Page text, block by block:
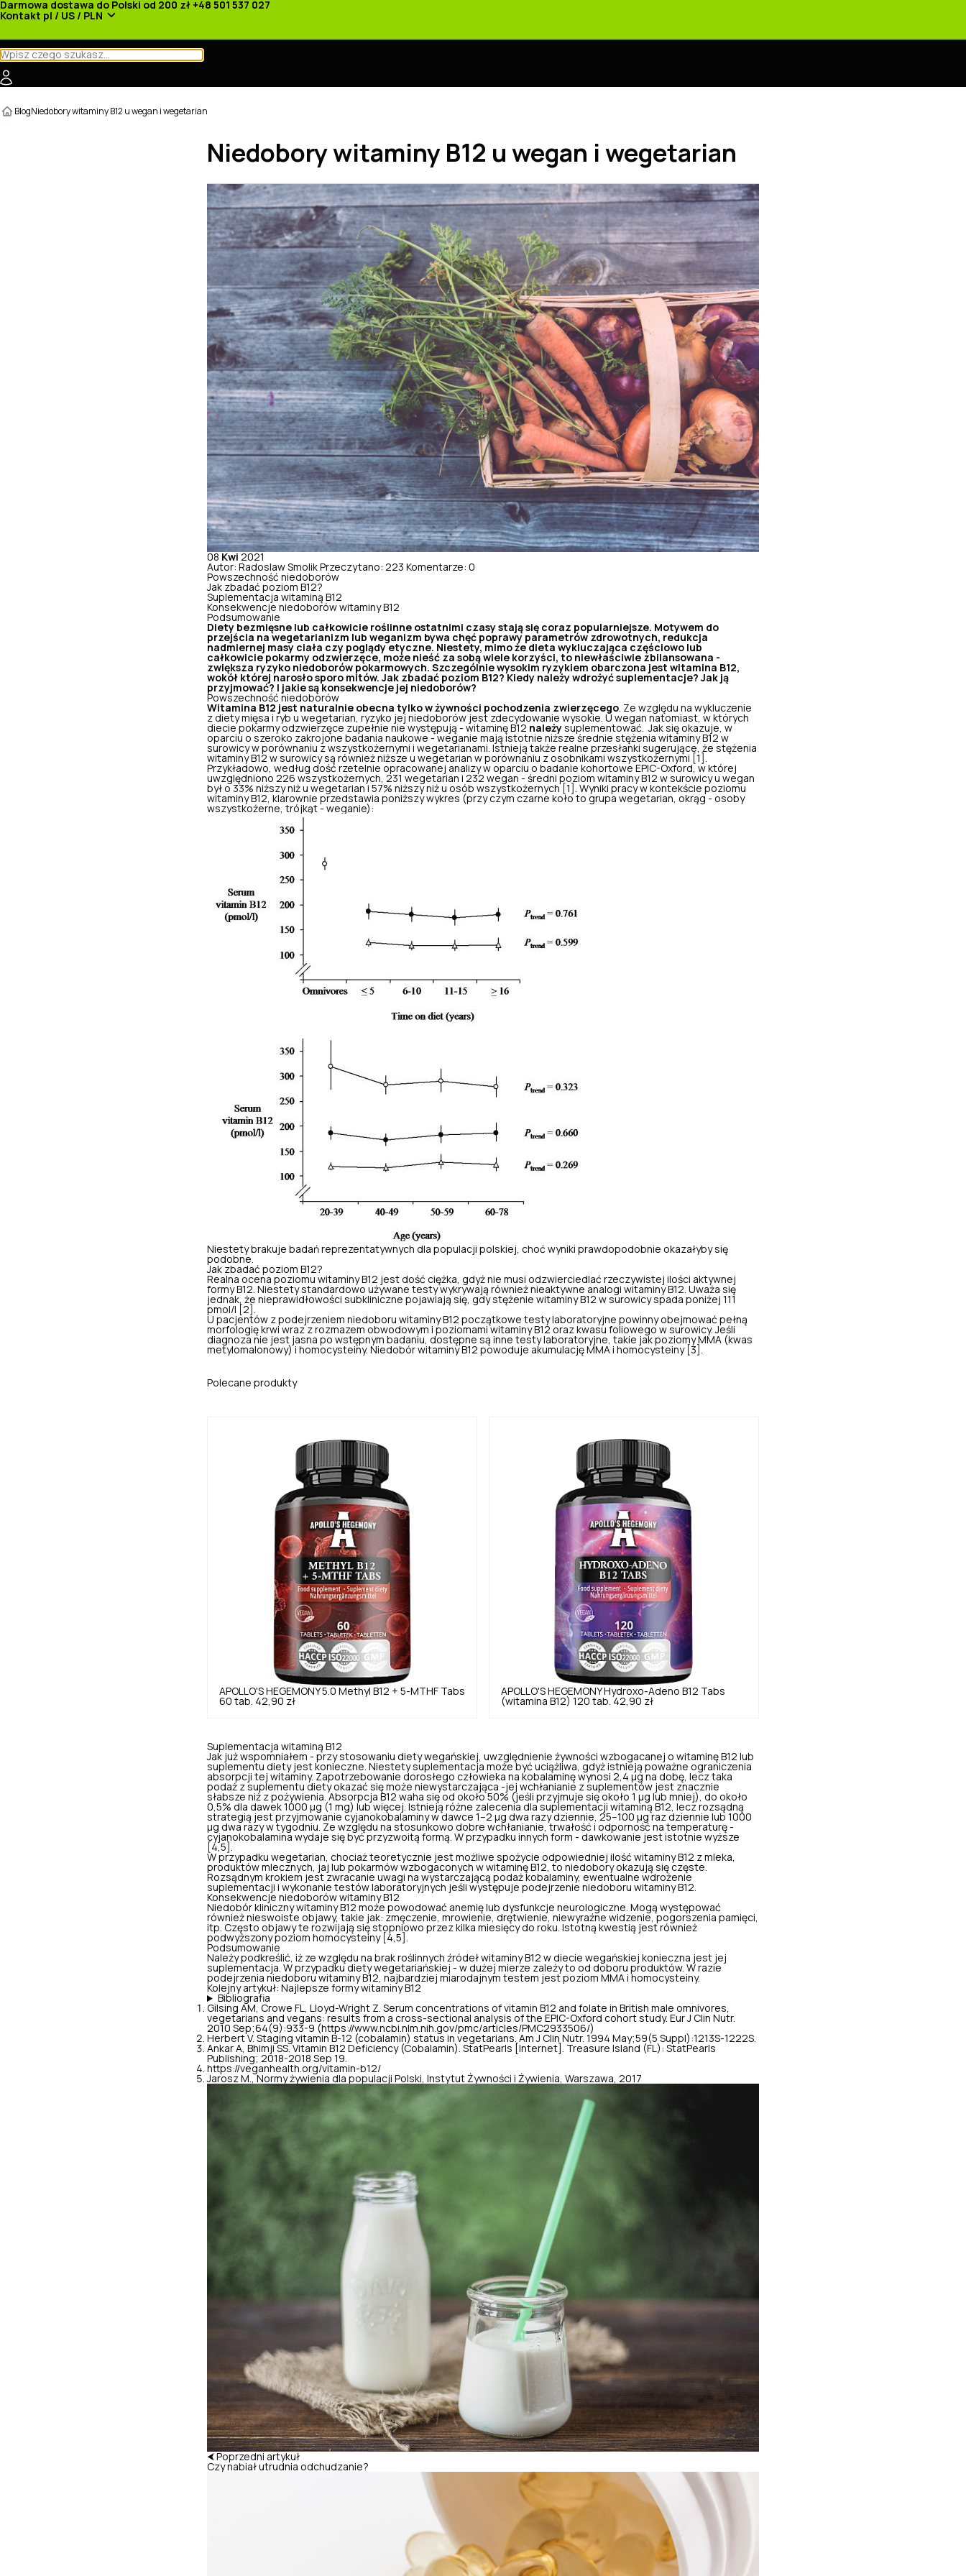
Darmowa dostawa do Polski od 200 zł +48 501 537 027
Kontakt pl / US / PLN
BlogNiedobory witaminy B12 u wegan i wegetarian
Niedobory witaminy B12 u wegan i wegetarian
08 Kwi 2021
Autor: Radoslaw Smolik Przeczytano: 223 Komentarze: 0
Powszechność niedoborów
Jak zbadać poziom B12?
Suplementacja witaminą B12
Konsekwencje niedoborów witaminy B12
Podsumowanie
Diety bezmięsne lub całkowicie roślinne ostatnimi czasy stają się coraz popularniejsze. Motywem do
przejścia na wegetarianizm lub weganizm bywa chęć poprawy parametrów zdrowotnych, redukcja
nadmiernej masy ciała czy poglądy etyczne. Niestety, mimo że dieta wykluczająca częściowo lub
całkowicie pokarmy odzwierzęce, może nieść za sobą wiele korzyści, to niewłaściwie zbilansowana -
zwiększa ryzyko niedoborów pokarmowych. Szczególnie wysokim ryzykiem obarczona jest witamina B12,
wokół której narosło sporo mitów. Jak zbadać poziom B12? Kiedy należy wdrożyć suplementacje? Jak ją
przyjmować? I jakie są konsekwencje jej niedoborów?
Powszechność niedoborów
Witamina B12 jest naturalnie obecna tylko w żywności pochodzenia zwierzęcego . Ze względu na wykluczenie
z diety mięsa i ryb u wegetarian, ryzyko jej niedoborów jest zdecydowanie wysokie. U wegan natomiast, w których
diecie pokarmy odzwierzęce zupełnie nie występują - witaminę B12 należy suplementować. Jak się okazuje, w
oparciu o szeroko zakrojone badania naukowe - weganie mają istotnie niższe średnie stężenia witaminy B12 w
surowicy w porównaniu z wszystkożernymi i wegetarianami. Istnieją także realne przesłanki sugerujące, że stężenia
witaminy B12 w surowicy są również niższe u wegetarian w porównaniu z osobnikami wszystkożernymi [1].
Przykładowo, według dość rzetelnie opracowanej analizy w oparciu o badanie kohortowe EPIC-Oxford, w której
uwzględniono 226 wszystkożernych, 231 wegetarian i 232 wegan - średni poziom witaminy B12 w surowicy u wegan
był o 33% niższy niż u wegetarian i 57% niższy niż u osób wszystkożernych [1]. Wyniki pracy w kontekście poziomu
witaminy B12, klarownie przedstawia poniższy wykres (przy czym czarne koło to grupa wegetarian, okrąg - osoby
wszystkożerne, trójkąt - weganie):
Niestety brakuje badań reprezentatywnych dla populacji polskiej, choć wyniki prawdopodobnie okazałyby się
podobne.
Jak zbadać poziom B12?
Realna ocena poziomu witaminy B12 jest dość ciężka, gdyż nie musi odzwierciedlać rzeczywistej ilości aktywnej
formy B12. Niestety standardowo używane testy wykrywają również nieaktywne analogi witaminy B12. Uważa się
jednak, że nieprawidłowości subkliniczne pojawiają się, gdy stężenie witaminy B12 w surowicy spada poniżej 111
pmol/l [2].
U pacjentów z podejrzeniem niedoboru witaminy B12 początkowe testy laboratoryjne powinny obejmować pełną
morfologię krwi wraz z rozmazem obwodowym i poziomami witaminy B12 oraz kwasu foliowego w surowicy. Jeśli
diagnoza nie jest jasna po wstępnym badaniu, dostępne są inne testy laboratoryjne, takie jak poziomy MMA (kwas
metylomalonowy) i homocysteiny. Niedobór witaminy B12 powoduje akumulację MMA i homocysteiny [3].
Polecane produkty
APOLLO'S HEGEMONY 5.0 Methyl B12 + 5-MTHF Tabs
60 tab. 42,90 zł
APOLLO'S HEGEMONY Hydroxo-Adeno B12 Tabs
(witamina B12) 120 tab. 42,90 zł
Suplementacja witaminą B12
Jak już wspomniałem - przy stosowaniu diety wegańskiej, uwzględnienie żywności wzbogacanej o witaminę B12 lub
suplementu diety jest konieczne. Niestety suplementacja może być uciążliwa, gdyż istnieją poważne ograniczenia
absorpcji tej witaminy. Zapotrzebowanie dorosłego człowieka na kobalaminę wynosi 2,4 μg na dobę, lecz taka
podaż z suplementu diety okazać się może niewystarczająca -jej wchłanianie z suplementów jest znacznie
słabsze niż z pożywienia. Absorpcja B12 waha się od około 50% (jeśli przyjmuje się około 1 μg lub mniej), do około
0,5% dla dawek 1000 μg (1 mg) lub więcej. Istnieją różne zalecenia dla suplementacji witaminą B12, lecz rozsądną
strategią jest przyjmowanie cyjanokobalaminy w dawce 1–2 μg dwa razy dziennie, 25–100 μg raz dziennie lub 1000
μg dwa razy w tygodniu. Ze względu na stosunkowo dobre wchłanianie, trwałość i odporność na temperaturę -
cyjanokobalamina wydaje się być przyzwoitą formą. W przypadku innych form - dawkowanie jest istotnie wyższe
[4,5].
W przypadku wegetarian, chociaż teoretycznie jest możliwe spożycie odpowiedniej ilość witaminy B12 z mleka,
produktów mlecznych, jaj lub pokarmów wzbogaconych w witaminę B12, to niedobory okazują się częste.
Rozsądnym krokiem jest zwracanie uwagi na wystarczającą podaż kobalaminy, ewentualne wdrożenie
suplementacji i wykonanie testów laboratoryjnych jeśli występuje podejrzenie niedoboru witaminy B12.
Konsekwencje niedoborów witaminy B12
Niedobór kliniczny witaminy B12 może powodować anemię lub dysfunkcje neurologiczne. Mogą występować
również nieswoiste objawy, takie jak: zmęczenie, mrowienie, drętwienie, niewyraźne widzenie, pogorszenia pamięci,
itp. Często objawy te rozwijają się stopniowo przez kilka miesięcy do roku. Istotną kwestią jest również
podwyższony poziom homocysteiny [4,5].
Podsumowanie
Należy podkreślić, iż ze względu na brak roślinnych źródeł witaminy B12 w diecie wegańskiej konieczna jest jej
suplementacja. W przypadku diety wegetariańskiej - w dużej mierze zależy to od doboru produktów. W razie
podejrzenia niedoboru witaminy B12, najbardziej miarodajnym testem jest poziom MMA i homocysteiny.
Kolejny artykuł: Najlepsze formy witaminy B12
Bibliografia
Gilsing AM, Crowe FL, Lloyd-Wright Z. Serum concentrations of vitamin B12 and folate in British male omnivores,
vegetarians and vegans: results from a cross-sectional analysis of the EPIC-Oxford cohort study. Eur J Clin Nutr.
2010 Sep;64(9):933-9 (https://www.ncbi.nlm.nih.gov/pmc/articles/PMC2933506/)
Herbert V. Staging vitamin B-12 (cobalamin) status in vegetarians. Am J Clin Nutr. 1994 May;59(5 Suppl):1213S-1222S.
Ankar A, Bhimji SS. Vitamin B12 Deficiency (Cobalamin). StatPearls [Internet]. Treasure Island (FL): StatPearls
Publishing; 2018-2018 Sep 19.
https://veganhealth.org/vitamin-b12/
Jarosz M., Normy żywienia dla populacji Polski, Instytut Żywności i Żywienia, Warszawa, 2017
⮜ Poprzedni artykuł
Czy nabiał utrudnia odchudzanie?